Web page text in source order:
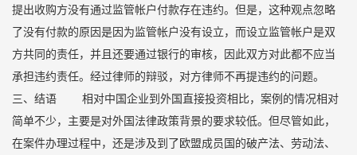
提出收购方没有通过监管帐户付款存在违约。但是，这种观点忽略
了没有付款的原因是因为监管帐户没有设立，而设立监管帐户是双
方共同的责任，并且还要通过银行的审核，因此双方对此都不应当
承担违约责任。经过律师的辩驳，对方律师不再提违约的问题。
三、结语 相对中国企业到外国直接投资相比，案例的情况相对
简单不少，主要是对外国法律政策背景的要求较低。但尽管如此，
在案件办理过程中，还是涉及到了欧盟成员国的破产法、劳动法、